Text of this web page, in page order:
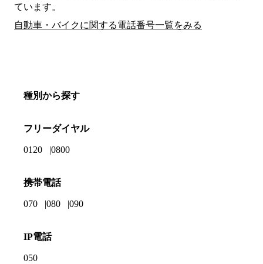
ています。
自動車・バイクに関する電話番号一覧をみる
種別から探す
フリーダイヤル
0120 0800
携帯電話
070 080 090
IP電話
050